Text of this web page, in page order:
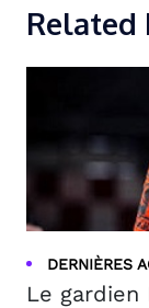
Related
DERNIÈRES
Le gardien